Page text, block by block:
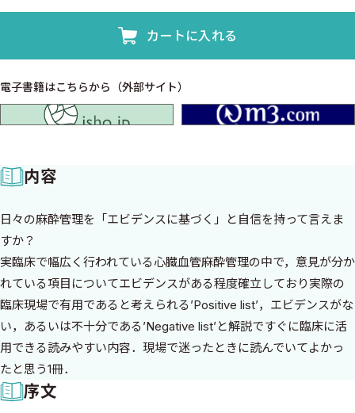
カートに入れる
電子書籍はこちらから（外部サイト）
内容
日々の麻酔管理を「エビデンスに基づく」と自信を持って言えま
すか？
実臨床で幅広く⾏われている⼼臓⾎管⿇酔管理の中で，意⾒が分か
れている項⽬についてエビデンスがある程度確⽴しており実際の
臨床現場で有⽤であると考えられるʼPositive listʼ，エビデンスがな
い，あるいは不⼗分であるʼNegative listʼと解説ですぐに臨床に活
⽤できる読みやすい内容．現場で迷ったときに読んでいてよかっ
たと思う1冊．
序文